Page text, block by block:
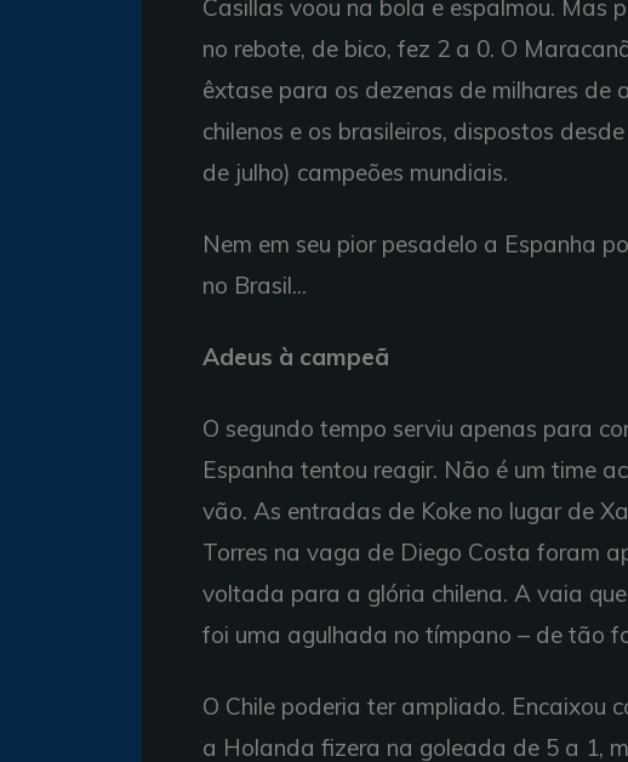
Casillas voou na bola e espalmou. Mas
no rebote, de bico, fez 2 a 0. O
êxtase para os dezenas de milhares de
chilenos e os brasileiros, dispostos
de julho) campeões mundiais.
Nem em seu pior pesadelo a Espanha
no Brasil...
Adeus à campeã
O segundo tempo serviu apenas para
Espanha tentou reagir. Não é um time
vão. As entradas de Koke no lugar de
Torres na vaga de Diego Costa foram
voltada para a glória chilena. A vaia
foi uma agulhada no tímpano – de tão
O Chile poderia ter ampliado. Encaixou
a Holanda fizera na goleada de 5 a 1,